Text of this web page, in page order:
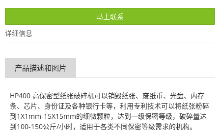
马上联系
详细信息
产品描述和图片
HP400 高保密型纸张破碎机可以销毁纸张、废纸币、光盘、内存
条、芯片、身份证及各种银行卡等，利用专利技术可以将纸张粉碎
到1X1mm-15X15mm的细微颗粒，达到一级保密等级，破碎量达
到100-150公斤/小时，适用于各类不同保密等级需求的机构。